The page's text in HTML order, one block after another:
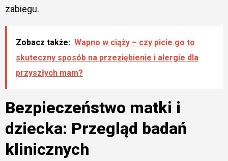
zabiegu.
Zobacz także: Wapno w ciąży – czy picie go to
skuteczny sposób na przeziębienie i alergie dla
przyszłych mam?
Bezpieczeństwo matki i
dziecka: Przegląd badań
klinicznych